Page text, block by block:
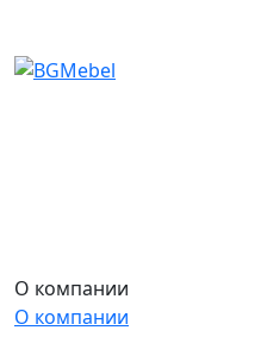
О компании
О компании